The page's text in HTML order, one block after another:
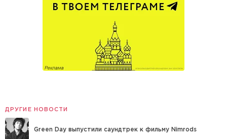
ДРУГИЕ НОВОСТИ
Green Day выпустили саундтрек к фильму Nimrods